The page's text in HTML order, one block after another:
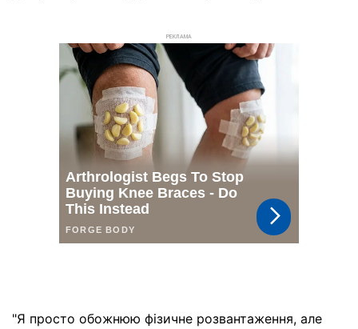
РЕКЛАМА
"Я просто обожнюю фізичне розвантаження, але